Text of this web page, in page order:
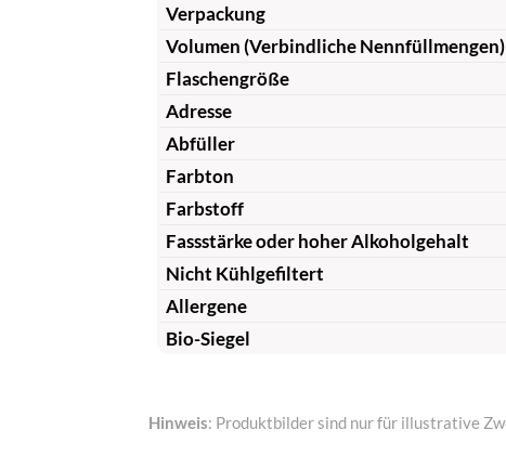
Verpackung
Volumen (Verbindliche Nennfüllmengen)
Flaschengröße
Adresse
Abfüller
Farbton
Farbstoff
Fassstärke oder hoher Alkoholgehalt
Nicht Kühlgefiltert
Allergene
Bio-Siegel
Hinweis: Produktbilder sind nur für illustrative